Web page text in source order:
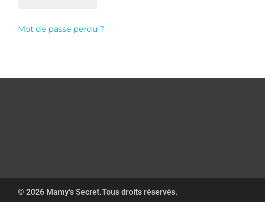
Mot de passe perdu ?
© 2026 Mamy's Secret.Tous droits réservés.